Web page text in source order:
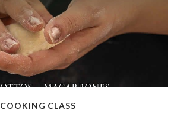
COOKING CLASS